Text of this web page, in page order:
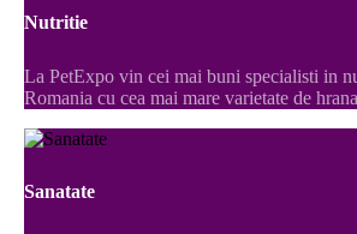
Nutritie
La PetExpo vin cei mai buni specialisti in
Romania cu cea mai mare varietate de
Sanatate